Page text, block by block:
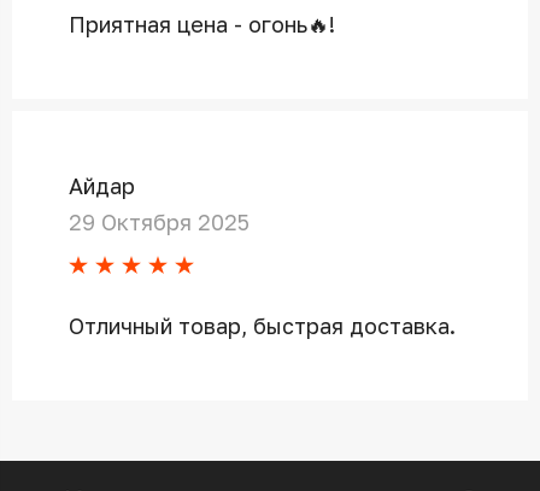
Приятная цена - огонь🔥!
Айдар
29 Октября 2025
Отличный товар, быстрая доставка.